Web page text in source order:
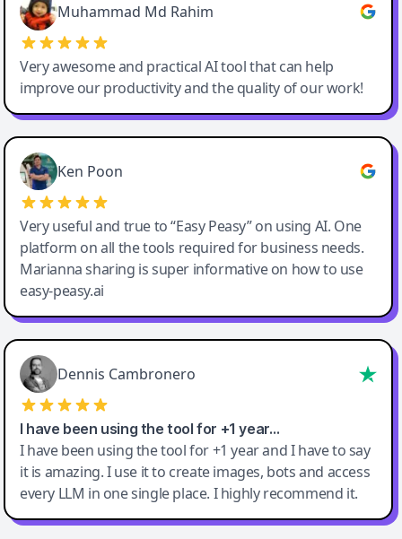
Muhammad Md Rahim
Very awesome and practical AI tool that can help
improve our productivity and the quality of our work!
Ken Poon
Very useful and true to “Easy Peasy” on using AI. One
platform on all the tools required for business needs.
Marianna sharing is super informative on how to use
easy-peasy.ai
Dennis Cambronero
I have been using the tool for +1 year…
I have been using the tool for +1 year and I have to say
it is amazing. I use it to create images, bots and access
every LLM in one single place. I highly recommend it.